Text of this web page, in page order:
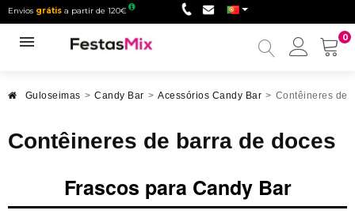
Envios grátis a partir de 120€
0
Minha
Guloseimas > Candy Bar > Acessórios Candy Bar > Contêineres de
Contêineres de barra de doces
Frascos para Candy Bar